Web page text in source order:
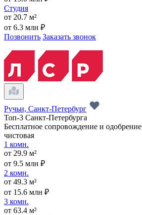
Студия
от 20.7 м²
от 6.3 млн ₽
Позвонить Заказать звонок
Ручьи, Санкт-Петербург
Топ-3 Санкт-Петербурга
Бесплатное сопровождение и одобрение
чистовая
1 комн.
от 29.9 м²
от 9.5 млн ₽
2 комн.
от 49.3 м²
от 15.6 млн ₽
3 комн.
от 63.4 м²